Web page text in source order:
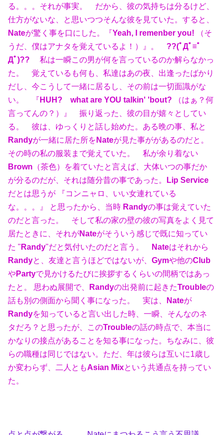
る。。。それが事実。 だから、彼の気持ちは分るけど、
仕方がないな、と思いつつそんな彼を見ていた。すると、
Nateが驚く事を口にした。『Yeah, I remenber you! （そ
うだ、僕はアナタを覚えているよ！）』。 ??(ﾟДﾟ≡ﾟ
Дﾟ)?? 私は一瞬この男が何を言っているのか解らなかっ
た。 覚えているも何も、私達はあの夜、出逢ったばかり
だし、今こうして一緒に居るし、その前は一切面識がな
い。 『 HUH? what are YOU talkin' 'bout? （はぁ？何
言ってんの？）』 振り返った、彼の目が嬉々としてい
る。 彼は、ゆっくりと話し始めた。ある晩の事、私と
Randyが一緒に居た所を Nateが見た事ががあるのだと。
その時の私の服装まで覚えていた。 私が余り着ない
Brown （茶色）を着ていたと言えば、大体いつの事だか
が分るのだが、それは随分昔の事であった。
Lip Service
だとは思うが 『コンニャロ、いい女連れている
な。。。』 と思ったから、当時 Randyの事は覚えていた
のだと言った。 そして私の家の壁の彼の写真をよく見て
居たときに、それがNateがそういう感じで既に知ってい
た " Randy"だと気付いたのだと言う。 Nateはそれから
Randyと、友達と言うほどではないが、 Gymや他のClub
やPartyで見かけるたびに挨拶するくらいの間柄ではあっ
たと。 思わぬ展開で、
Randyの出発前に起きたTroubleの
話も別の側面から聞く事になった。 実は、
Nateが
Randyを知っていると言い出した時、 一瞬、そんなのネ
タだろ？と思ったが、このTroubleの話の時点で、本当に
かなりの接点があることを知る事になった。ちなみに、彼
らの職種は同じではない。ただ、年は彼らは互いに1歳し
か変わらず、二人ともAsian Mixという共通点を持ってい
た。